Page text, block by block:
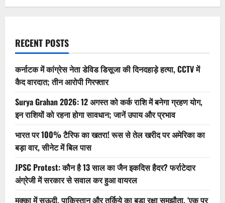
मूवी
RECENT POSTS
कर्नाटक में कांग्रेस नेता डेविड डिसूजा की दिनदहाड़े हत्या, CCTV में
कैद वारदात; तीन आरोपी गिरफ्तार
Surya Grahan 2026: 12 अगस्त को कर्क राशि में बनेगा ग्रहण योग,
इन राशियों को रहना होगा सावधान; जानें उपाय और प्रभाव
भारत पर 100% टैरिफ का खतरा! रूस से तेल खरीद पर अमेरिका का
बड़ा वार, सीनेट में बिल पास
JPSC Protest: कौन है 13 साल का जैन इकदिस हैदर? फर्राटेदार
अंग्रेजी में सरकार से सवाल कर हुआ वायरल
मक्का में सऊदी, पाकिस्तान और तुर्किये का बड़ा रक्षा समझौता, ‘एक पर